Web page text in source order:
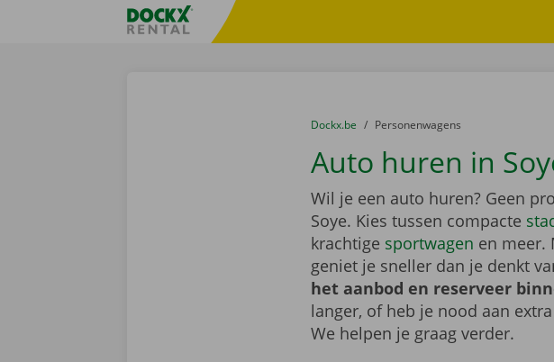
Taalselectie overslaanFratello DEMO
U bevindt zich hier:
van
Dockx.be naar
Personenwagens
Auto huren in
Wil je een auto huren? Geen
Soye. Kies tussen compacte
krachtige sportwagen en meer.
geniet je sneller dan je denkt
het aanbod en reserveer
langer, of heb je nood aan
We helpen je graag verder.